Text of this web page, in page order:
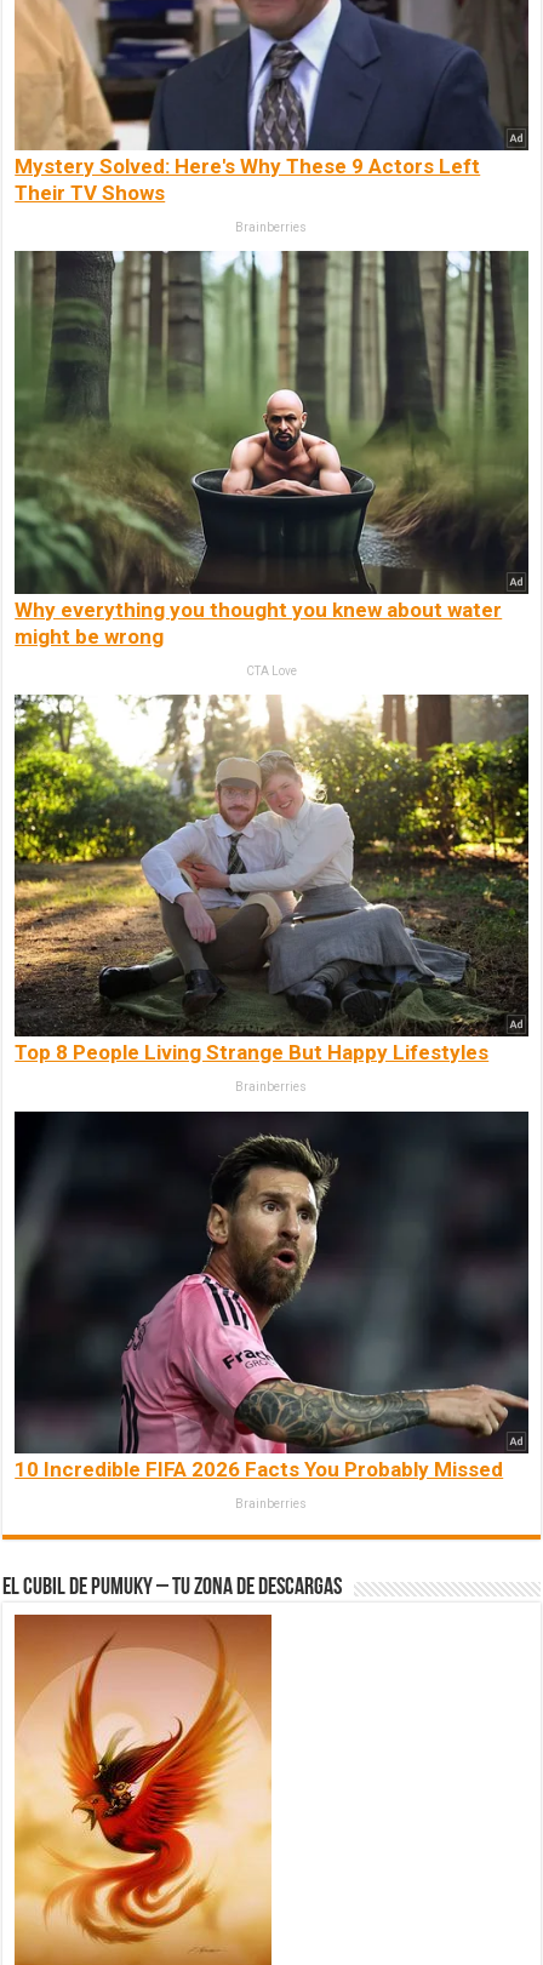
Mystery Solved: Here's Why These 9 Actors Left
Their TV Shows
Brainberries
Why everything you thought you knew about water
might be wrong
CTA Love
Top 8 People Living Strange But Happy Lifestyles
Brainberries
10 Incredible FIFA 2026 Facts You Probably Missed
Brainberries
El Cubil de Pumuky – Tu zona de Descargas